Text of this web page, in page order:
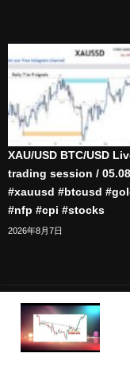
XAU/USD BTC/USD
trading session /
#xauusd #btcusd
#nfp #cpi #stocks
2026年8月7日